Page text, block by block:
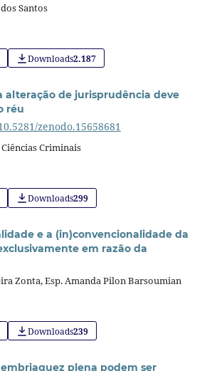
Santos
Downloads2.187
a alteração de jurisprudência deve
réu
zenodo.15658681
Criminais
Downloads299
e a (in)convencionalidade da
em razão da
Zonta, Esp. Amanda Pilon Barsoumian
Downloads239
plena podem ser